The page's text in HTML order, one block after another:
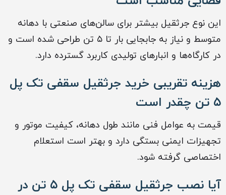
این نوع جرثقیل بیشتر برای سالن‌های صنعتی با دهانه
متوسط و نیاز به جابجایی بار تا ۵ تن طراحی شده است و
در کارگاه‌ها و انبارهای تولیدی کاربرد گسترده دارد.
هزینه تقریبی خرید جرثقیل سقفی تک پل
۵ تن چقدر است
قیمت به عوامل فنی مانند طول دهانه، کیفیت موتور و
تجهیزات ایمنی بستگی دارد و بهتر است استعلام
اختصاصی گرفته شود.
آیا نصب جرثقیل سقفی تک پل ۵ تن در